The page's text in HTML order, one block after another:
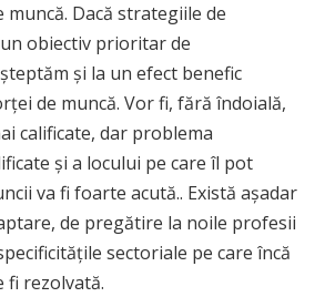
Dacă strategiile de
obiectiv prioritar de
și la un efect benefic
de muncă. Vor fi, fără îndoială,
calificate, dar problema
și a locului pe care îl pot
va fi foarte acută.. Există așadar
de pregătire la noile profesii
sectoriale pe care încă
fi rezolvată.